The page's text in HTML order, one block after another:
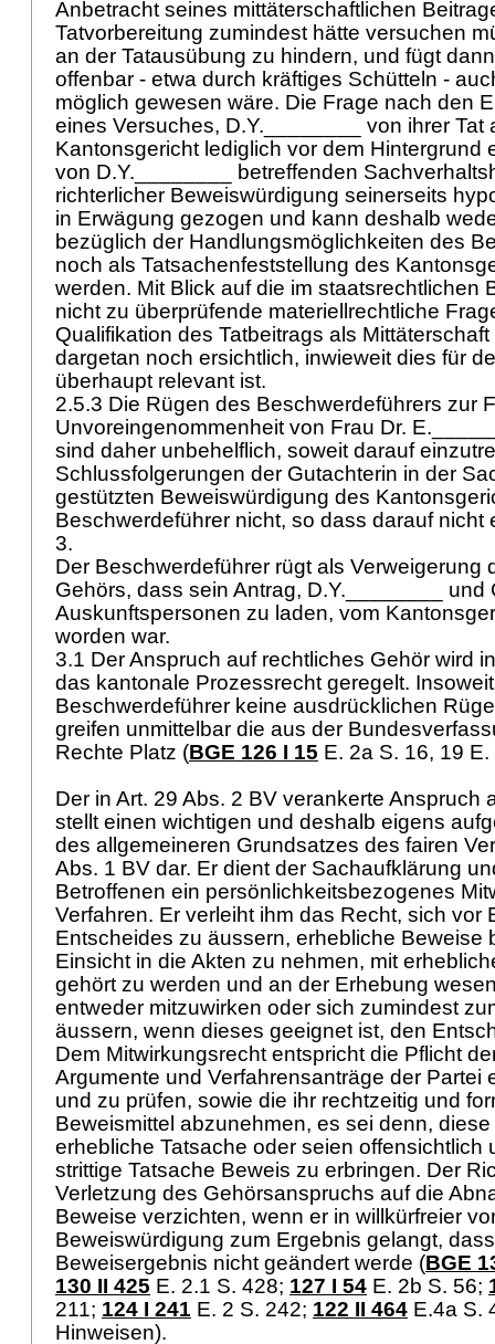
Anbetracht seines mittäterschaftlichen
Tatvorbereitung zumindest hätte versuchen
an der Tatausübung zu hindern, und fügt
offenbar - etwa durch kräftiges Schütteln -
möglich gewesen wäre. Die Frage nach den
eines Versuches, D.Y.________ von ihrer Tat
Kantonsgericht lediglich vor dem Hintergrund
von D.Y.________ betreffenden
richterlicher Beweiswürdigung seinerseits
in Erwägung gezogen und kann deshalb
bezüglich der Handlungsmöglichkeiten des
noch als Tatsachenfeststellung des
werden. Mit Blick auf die im staatsrechtlichen
nicht zu überprüfende materiellrechtliche
Qualifikation des Tatbeitrags als
dargetan noch ersichtlich, inwieweit dies für
überhaupt relevant ist.
2.5.3 Die Rügen des Beschwerdeführers zur
Unvoreingenommenheit von Frau Dr.
sind daher unbehelflich, soweit darauf
Schlussfolgerungen der Gutachterin in der
gestützten Beweiswürdigung des
Beschwerdeführer nicht, so dass darauf
3.
Der Beschwerdeführer rügt als Verweigerung
Gehörs, dass sein Antrag, D.Y.________ und
Auskunftspersonen zu laden, vom
worden war.
3.1 Der Anspruch auf rechtliches Gehör wird
das kantonale Prozessrecht geregelt.
Beschwerdeführer keine ausdrücklichen
greifen unmittelbar die aus der
Rechte Platz (BGE 126 I 15 E. 2a S. 16, 19
Der in Art. 29 Abs. 2 BV verankerte Anspruch
stellt einen wichtigen und deshalb eigens
des allgemeineren Grundsatzes des fairen
Abs. 1 BV dar. Er dient der Sachaufklärung
Betroffenen ein persönlichkeitsbezogenes
Verfahren. Er verleiht ihm das Recht, sich vor
Entscheides zu äussern, erhebliche Beweise
Einsicht in die Akten zu nehmen, mit
gehört zu werden und an der Erhebung
entweder mitzuwirken oder sich zumindest
äussern, wenn dieses geeignet ist, den
Dem Mitwirkungsrecht entspricht die Pflicht
Argumente und Verfahrensanträge der Partei
und zu prüfen, sowie die ihr rechtzeitig und
Beweismittel abzunehmen, es sei denn,
erhebliche Tatsache oder seien offensichtlich
strittige Tatsache Beweis zu erbringen. Der
Verletzung des Gehörsanspruchs auf die
Beweise verzichten, wenn er in willkürfreier
Beweiswürdigung zum Ergebnis gelangt,
Beweisergebnis nicht geändert werde (BGE
130 II 425 E. 2.1 S. 428; 127 I 54 E. 2b S. 56;
211; 124 I 241 E. 2 S. 242; 122 II 464 E.4a S.
Hinweisen).